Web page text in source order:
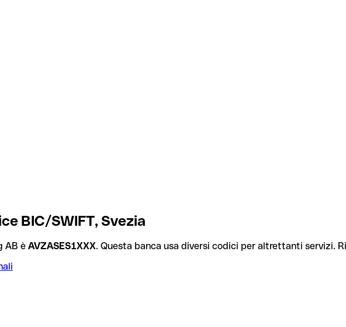
BIC/SWIFT, Svezia
AB è AVZASES1XXX. Questa banca usa diversi codici per altrettanti servizi.